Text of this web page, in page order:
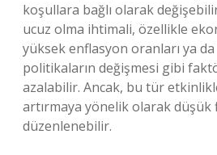
koşullara bağlı olarak
ucuz olma ihtimali, özellikle
yüksek enflasyon oranları ya
politikaların değişmesi gibi
azalabilir. Ancak, bu tür
artırmaya yönelik olarak düşük
düzenlenebilir.